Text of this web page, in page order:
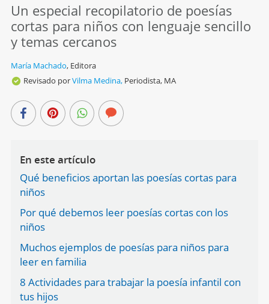
Un especial recopilatorio de poesías
cortas para niños con lenguaje sencillo
y temas cercanos
María Machado, Editora
Revisado porVilma Medina, Periodista, MA
En este artículo
Qué beneficios aportan las poesías cortas para
niños
Por qué debemos leer poesías cortas con los
niños
Muchos ejemplos de poesías para niños para
leer en familia
8 Actividades para trabajar la poesía infantil con
tus hijos